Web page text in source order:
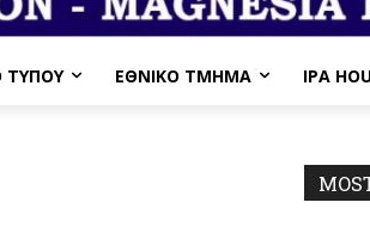
ΤΥΠΟΥ ΕΘΝΙΚΌ ΤΜΉΜΑ IPA